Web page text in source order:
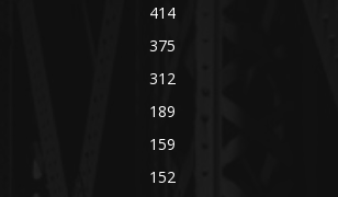
414
375
312
189
159
152